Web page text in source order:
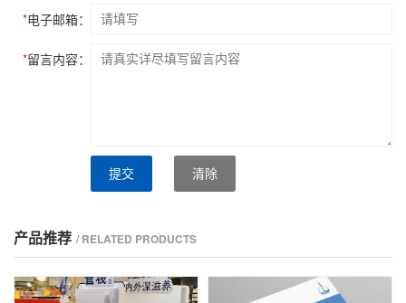
*电子邮箱：
*留言内容：
提交 清除
产品推荐 / RELATED PRODUCTS